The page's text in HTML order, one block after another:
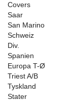
Covers
Saar
San Marino
Schweiz
Div.
Spanien
Europa T-Ø
Triest A/B
Tyskland
Stater